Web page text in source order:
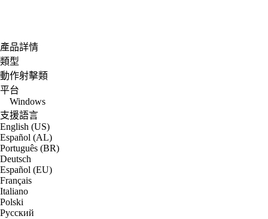
產品詳情
類型
動作射擊類
平台
Windows
支援語言
English (US)
Español (AL)
Português (BR)
Deutsch
Español (EU)
Français
Italiano
Polski
Русский